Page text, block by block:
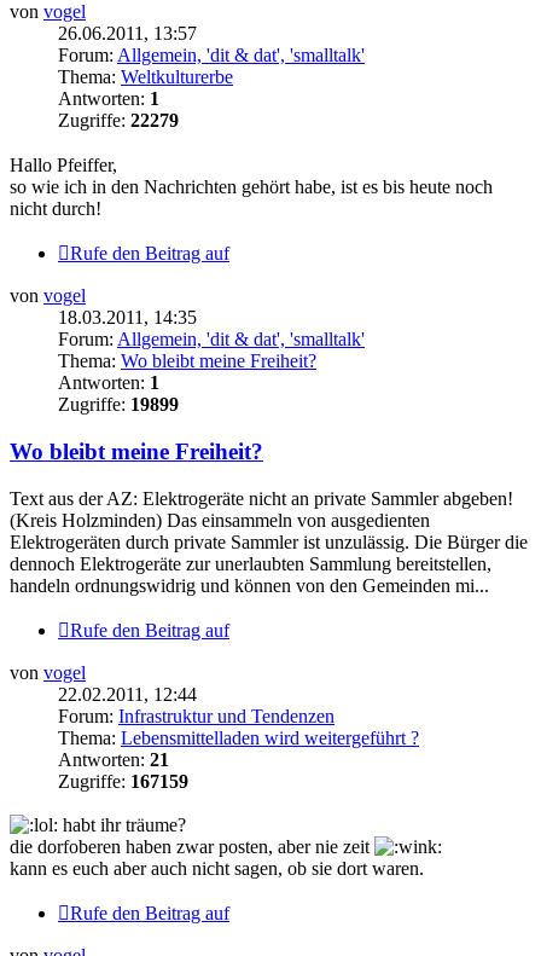
von vogel
26.06.2011, 13:57
Forum: Allgemein, 'dit & dat', 'smalltalk'
Thema: Weltkulturerbe
Antworten: 1
Zugriffe: 22279
Hallo Pfeiffer,
so wie ich in den Nachrichten gehört habe, ist es bis heute noch
nicht durch!
Rufe den Beitrag auf
von vogel
18.03.2011, 14:35
Forum: Allgemein, 'dit & dat', 'smalltalk'
Thema: Wo bleibt meine Freiheit?
Antworten: 1
Zugriffe: 19899
Wo bleibt meine Freiheit?
Text aus der AZ: Elektrogeräte nicht an private Sammler abgeben!
(Kreis Holzminden) Das einsammeln von ausgedienten
Elektrogeräten durch private Sammler ist unzulässig. Die Bürger die
dennoch Elektrogeräte zur unerlaubten Sammlung bereitstellen,
handeln ordnungswidrig und können von den Gemeinden mi...
Rufe den Beitrag auf
von vogel
22.02.2011, 12:44
Forum: Infrastruktur und Tendenzen
Thema: Lebensmittelladen wird weitergeführt ?
Antworten: 21
Zugriffe: 167159
habt ihr träume?
die dorfoberen haben zwar posten, aber nie zeit
kann es euch aber auch nicht sagen, ob sie dort waren.
Rufe den Beitrag auf